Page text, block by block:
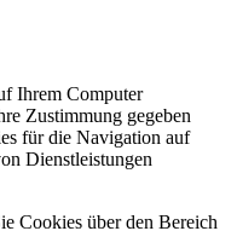
Ihrem Computer
Zustimmung gegeben
für die Navigation auf
Dienstleistungen
Cookies über den Bereich